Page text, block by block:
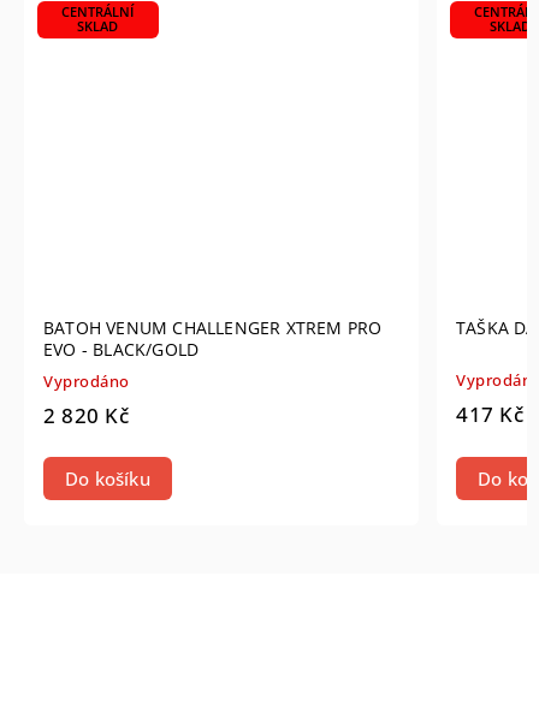
CENTRÁLNÍ
SKLAD
BATOH VENUM CHALLENGER XTREM PRO
EVO - BLACK/GOLD
Vyprodáno
2 820 Kč
Do košíku
SKLAD
TAŠKA
417 Kč
Do